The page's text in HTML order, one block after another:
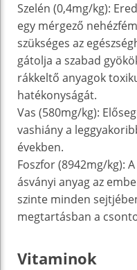
Szelén (0,4mg/kg):
egy mérgező
szükséges az
gátolja a szabad
rákkeltő anyagok
hatékonyságát.
Vas (580mg/kg):
vashiány a
években.
Foszfor (8942mg/kg):
ásványi anyag az
szinte minden
megtartásban a
Vitaminok